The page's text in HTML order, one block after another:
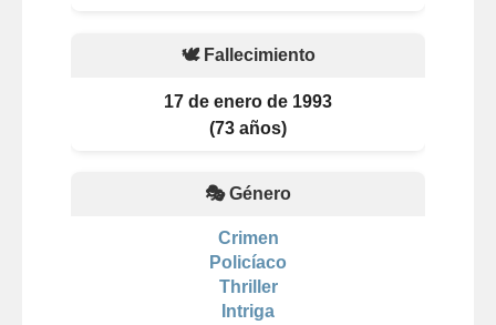
🕊️ Fallecimiento
17 de enero de 1993
(73 años)
🎭 Género
Crimen
Policíaco
Thriller
Intriga